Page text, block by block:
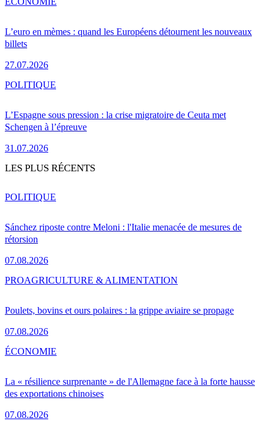
L’euro en mèmes : quand les Européens détournent les nouveaux
billets
27.07.2026
L’Espagne sous pression : la crise migratoire de Ceuta met
Schengen à l’épreuve
31.07.2026
POLITIQUE
LES PLUS RÉCENTS
Sánchez riposte contre Meloni : l'Italie menacée de mesures de
rétorsion
07.08.2026
POLITIQUE
Poulets, bovins et ours polaires : la grippe aviaire se propage
07.08.2026
PROAGRICULTURE & ALIMENTATION
La « résilience surprenante » de l'Allemagne face à la forte hausse
des exportations chinoises
07.08.2026
ÉCONOMIE